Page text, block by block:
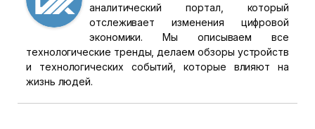
аналитический портал, который
отслеживает изменения цифровой
экономики. Мы описываем все
технологические тренды, делаем обзоры устройств
и технологических событий, которые влияют на
жизнь людей.